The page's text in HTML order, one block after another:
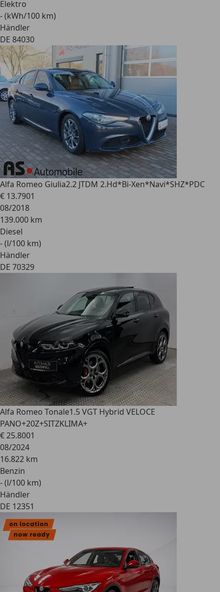
Elektro
- (kWh/100 km)
Händler
DE 84030
Alfa Romeo Giulia2.2 JTDM 2.Hd*Bi-Xen*Navi*SHZ*PDC
€ 13.7901
08/2018
139.000 km
Diesel
- (l/100 km)
Händler
DE 70329
Alfa Romeo Tonale1.5 VGT Hybrid VELOCE
PANO+20Z+SITZKLIMA+
€ 25.8001
08/2024
16.822 km
Benzin
- (l/100 km)
Händler
DE 12351